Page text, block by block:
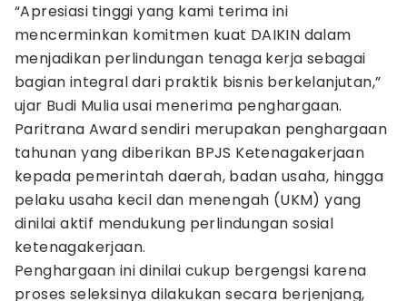
“Apresiasi tinggi yang kami terima ini
mencerminkan komitmen kuat DAIKIN dalam
menjadikan perlindungan tenaga kerja sebagai
bagian integral dari praktik bisnis berkelanjutan,”
ujar Budi Mulia usai menerima penghargaan.
Paritrana Award sendiri merupakan penghargaan
tahunan yang diberikan BPJS Ketenagakerjaan
kepada pemerintah daerah, badan usaha, hingga
pelaku usaha kecil dan menengah (UKM) yang
dinilai aktif mendukung perlindungan sosial
ketenagakerjaan.
Penghargaan ini dinilai cukup bergengsi karena
proses seleksinya dilakukan secara berjenjang,